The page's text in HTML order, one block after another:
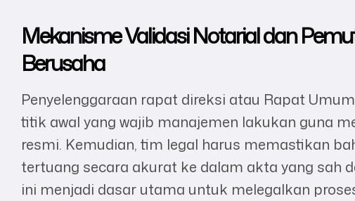
Mekanisme Validasi Notarial dan
Berusaha
Penyelenggaraan rapat direksi atau Rapat
titik awal yang wajib manajemen lakukan guna
resmi. Kemudian, tim legal harus memastikan
tertuang secara akurat ke dalam akta yang sah
ini menjadi dasar utama untuk melegalkan